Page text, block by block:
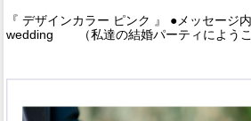
『 デザインカラー ピンク 』 ●メッセージ
wedding （私達の結婚パーティにようこ